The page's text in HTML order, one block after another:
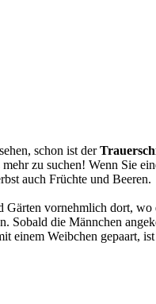
schon ist der
zu suchen! Wenn Sie
auch Früchte und Beeren.
Gärten vornehmlich dort, wo
Sobald die Männchen
einem Weibchen gepaart,